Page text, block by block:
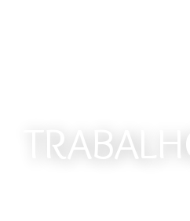
TRABALHO